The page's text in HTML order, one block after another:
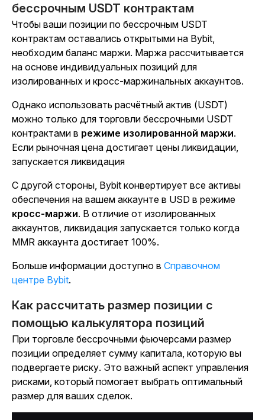
бессрочным USDT контрактам
Чтобы ваши позиции по бессрочным USDT
контрактам оставались открытыми на Bybit,
необходим баланс маржи. Маржа рассчитывается
на основе индивидуальных позиций для
изолированных и кросс-маржинальных аккаунтов.
Однако использовать расчётный актив (USDT)
можно только для торговли бессрочными USDT
контрактами в режиме изолированной маржи.
Если рыночная цена достигает цены ликвидации,
запускается ликвидация
С другой стороны, Bybit конвертирует все активы
обеспечения на вашем аккаунте в USD в режиме
кросс-маржи. В отличие от изолированных
аккаунтов, ликвидация запускается только когда
MMR аккаунта достигает 100%.
Больше информации доступно в Справочном
центре Bybit.
Как рассчитать размер позиции с
помощью калькулятора позиций
При торговле бессрочными фьючерсами размер
позиции определяет сумму капитала, которую вы
подвергаете риску. Это важный аспект управления
рисками, который помогает выбрать оптимальный
размер для ваших сделок.